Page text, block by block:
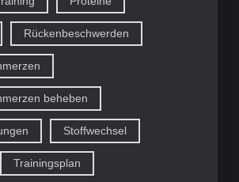
Rückenbeschwerden
beheben
Stoffwechsel
Trainingsplan